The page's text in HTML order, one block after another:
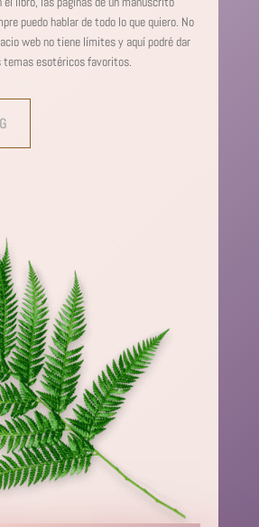
puedo hablar de todo lo que quiero. No
web no tiene límites y aquí podré dar
temas esotéricos favoritos.